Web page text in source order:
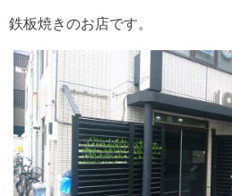
鉄板焼きのお店です。